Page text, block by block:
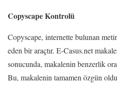
Copyscape Kontrolü
Copyscape, internette bulunan
eden bir araçtır. E-Casus.net
sonucunda, makalenin benzerlik
Bu, makalenin tamamen özgün